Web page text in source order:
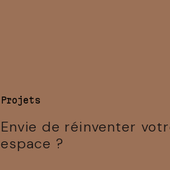
Projets
Envie de réinventer
espace ?